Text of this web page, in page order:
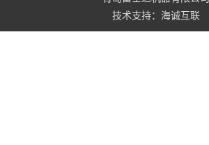
技术支持：海诚互联